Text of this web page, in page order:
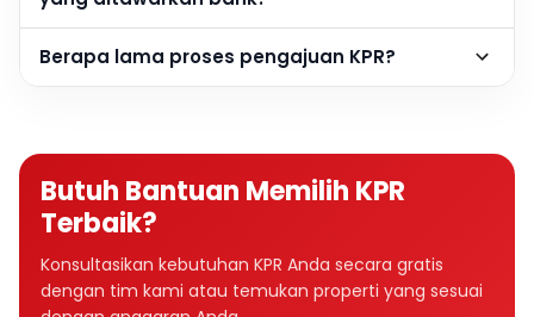
Berapa lama proses pengajuan KPR?
Butuh Bantuan Memilih KPR
Terbaik?
Konsultasikan kebutuhan KPR Anda secara gratis
dengan tim kami atau temukan properti yang sesuai